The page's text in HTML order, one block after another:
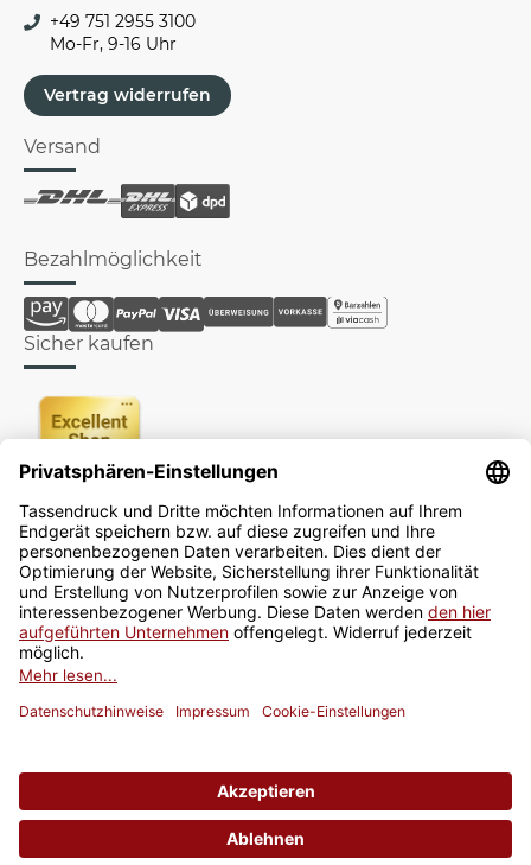
+49 751 2955 3100
Mo-Fr, 9-16 Uhr
Vertrag widerrufen
Versand
Bezahlmöglichkeit
Sicher kaufen
Newsletter